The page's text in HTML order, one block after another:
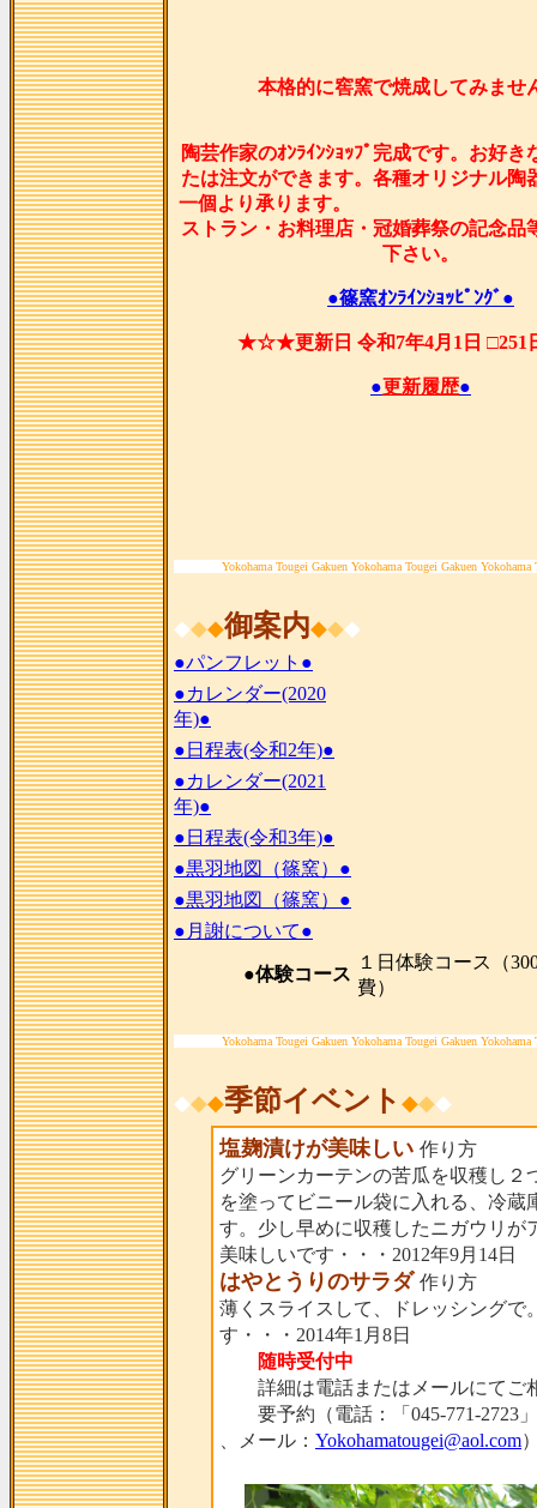
本格的に窖窯で焼成してみませ
陶芸作家のｵﾝﾗｲﾝｼｮｯﾌﾟ完成です。お好き
たは注文ができます。各種オリジナル陶
一個より承りま
ストラン・お料理店・冠婚葬祭の記念品
下さい。
●篠窯ｵﾝﾗｲﾝｼｮｯﾋﾟﾝｸﾞ●
★☆★更新日 令和7年4月1日
●更新履歴●
Yokohama Tougei Gakuen Yokohama Tougei Gakuen
◆◆◆御案内◆◆◆
●パンフレット●
●カレンダー(2020
年)●
●日程表(令和2年)●
●カレンダー(2021
年)●
●日程表(令和3年)●
●黒羽地図（篠窯）●
●黒羽地図（篠窯）●
●月謝について●
●体験コース
１日体験コース（
費）
Yokohama Tougei Gakuen Yokohama Tougei Gakuen
◆◆◆季節イベント ◆◆◆
塩麹漬けが美味しい 作り方
グリーンカーテンの苦瓜を収穫し
を塗ってビニール袋に入れる、冷
す。少し早めに収穫したニガウリが
美味しいです・・・2012年9月14日
はやとうりのサラダ 作り方
薄くスライスして、ドレッシングで
す・・・2014年1月8日
随時受付中
詳細は電話またはメールにてご
要予約（電話：「045-771-2723」
、メール： Yokohamatougei@aol.com